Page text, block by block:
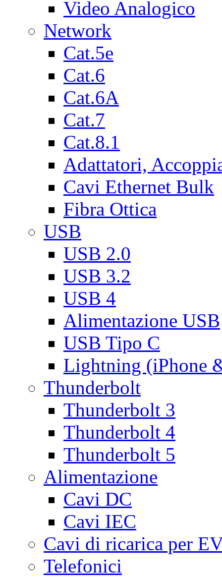
Video Analogico
Network
Cat.5e
Cat.6
Cat.6A
Cat.7
Cat.8.1
Adattatori,
Cavi Ethernet Bulk
Fibra Ottica
USB
USB 2.0
USB 3.2
USB 4
Alimentazione USB
USB Tipo C
Lightning (iPhone
Thunderbolt
Thunderbolt 3
Thunderbolt 4
Thunderbolt 5
Alimentazione
Cavi DC
Cavi IEC
Cavi di ricarica per
Telefonici